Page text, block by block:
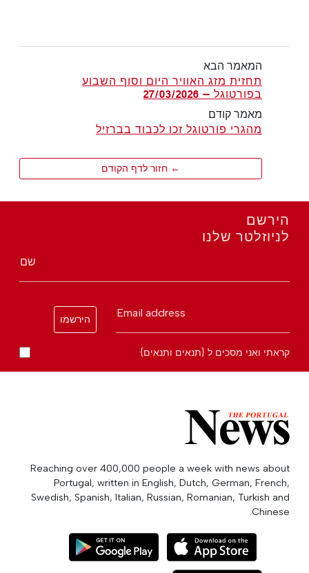
המאמר הבא
תחזית מזג האוויר היום וסוף השבוע
בפורטוגל — 27/03/2026
מאמר קודם
מהגרי פורטוגל זכו לכבוד בברזיל
← חזור לדף הקודם
הירשם
לניוזלטר שלנו
שם
Email address
הירשמו
קראתי ואני מסכים ל {תנאים ותנאים}
Reaching over 400,000 people a week with news about
Portugal, written in English, Dutch, German, French,
Swedish, Spanish, Italian, Russian, Romanian, Turkish and
Chinese.